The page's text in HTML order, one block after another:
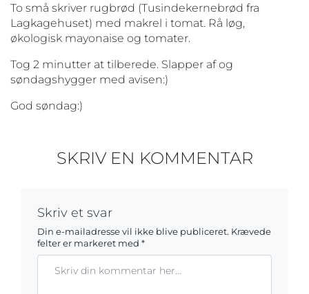
To små skriver rugbrød (Tusindekernebrød fra
Lagkagehuset) med makrel i tomat. Rå løg,
økologisk mayonaise og tomater.
Tog 2 minutter at tilberede. Slapper af og
søndagshygger med avisen:)
God søndag:)
SKRIV EN KOMMENTAR
Skriv et svar
Din e-mailadresse vil ikke blive publiceret. Krævede
felter er markeret med *